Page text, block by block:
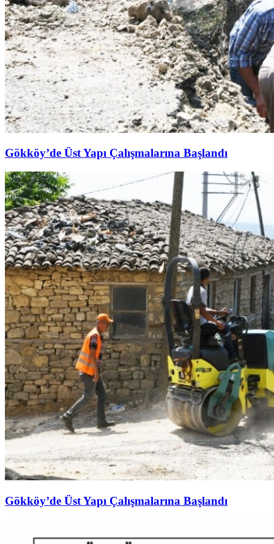
Gökköy’de Üst Yapı Çalışmalarına Başlandı
Gökköy’de Üst Yapı Çalışmalarına Başlandı